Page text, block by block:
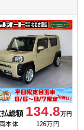
払総額 134.8万円
本体
126万円